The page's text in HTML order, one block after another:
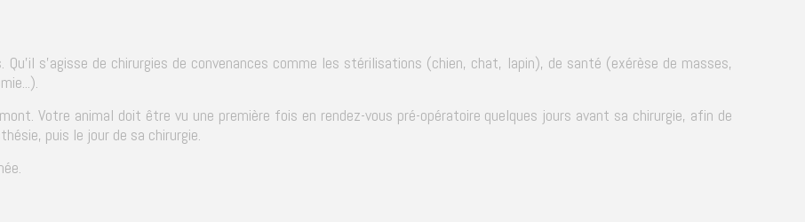
Qu'il s'agisse de chirurgies de convenances comme les stérilisations (chien, chat, lapin), de santé (exérèse de masses,
Votre animal doit être vu une première fois en rendez-vous pré-opératoire quelques jours avant sa chirurgie, afin de
puis le jour de sa chirurgie.